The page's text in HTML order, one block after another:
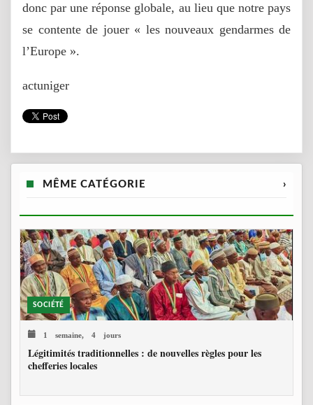
donc par une réponse globale, au lieu que notre pays
se contente de jouer « les nouveaux gendarmes de
l’Europe ».
actuniger
MÊME CATÉGORIE ›
SOCIÉTÉ
1 semaine, 4 jours
Légitimités traditionnelles : de nouvelles règles pour les
chefferies locales